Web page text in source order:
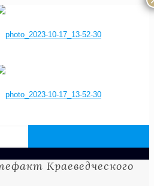
Краеведческого